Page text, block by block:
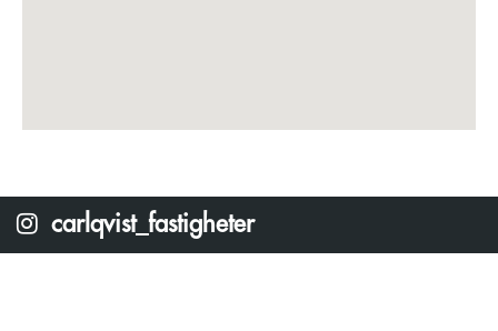
carlqvist_fastigheter